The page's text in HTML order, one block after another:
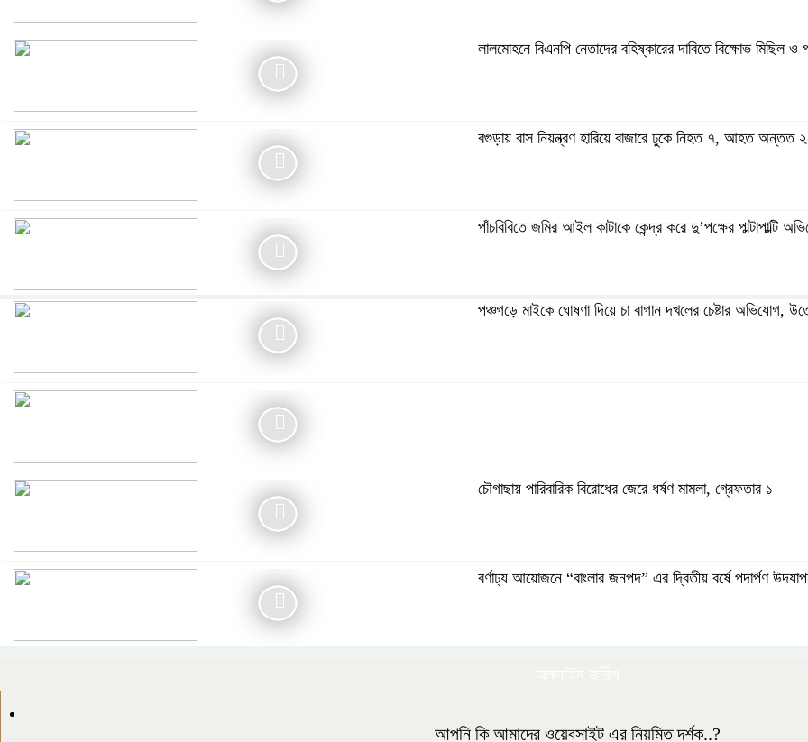
লালমোহনে বিএনপি নেতাদের বহিষ্কারের দাবিতে বিক্ষোভ মিছিল ও
বগুড়ায় বাস নিয়ন্ত্রণ হারিয়ে বাজারে ঢুকে নিহত ৭, আহত অন্তত
পাঁচবিবিতে জমির আইল কাটাকে কেন্দ্র করে দু’পক্ষের পাল্টাপাল্টি
মনপুরায় গৃহবধূকে অস্ত্রের মুখে ধর্ষণের অভিযোগ, থানায় মামলা
বর্ণাঢ্য আয়োজনে “বাংলার জনপদ” এর দ্বিতীয় বর্ষে পদার্পণ উদযাপন
পঞ্চগড়ে মাইকে ঘোষণা দিয়ে চা বাগান দখলের চেষ্টার অভিযোগ,
চৌগাছায় পারিবারিক বিরোধের জেরে ধর্ষণ মামলা, গ্রেফতার ১
বর্ণাঢ্য আয়োজনে “বাংলার জনপদ” এর দ্বিতীয় বর্ষে পদার্পণ
আপনি কি আমাদের ওয়েবসাইট এর নিয়মিত দর্শক..?